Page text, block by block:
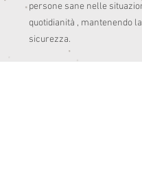
persone sane nelle
quotidianità , mantenendo
sicurezza.